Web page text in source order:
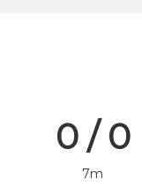
0 / 0
7m